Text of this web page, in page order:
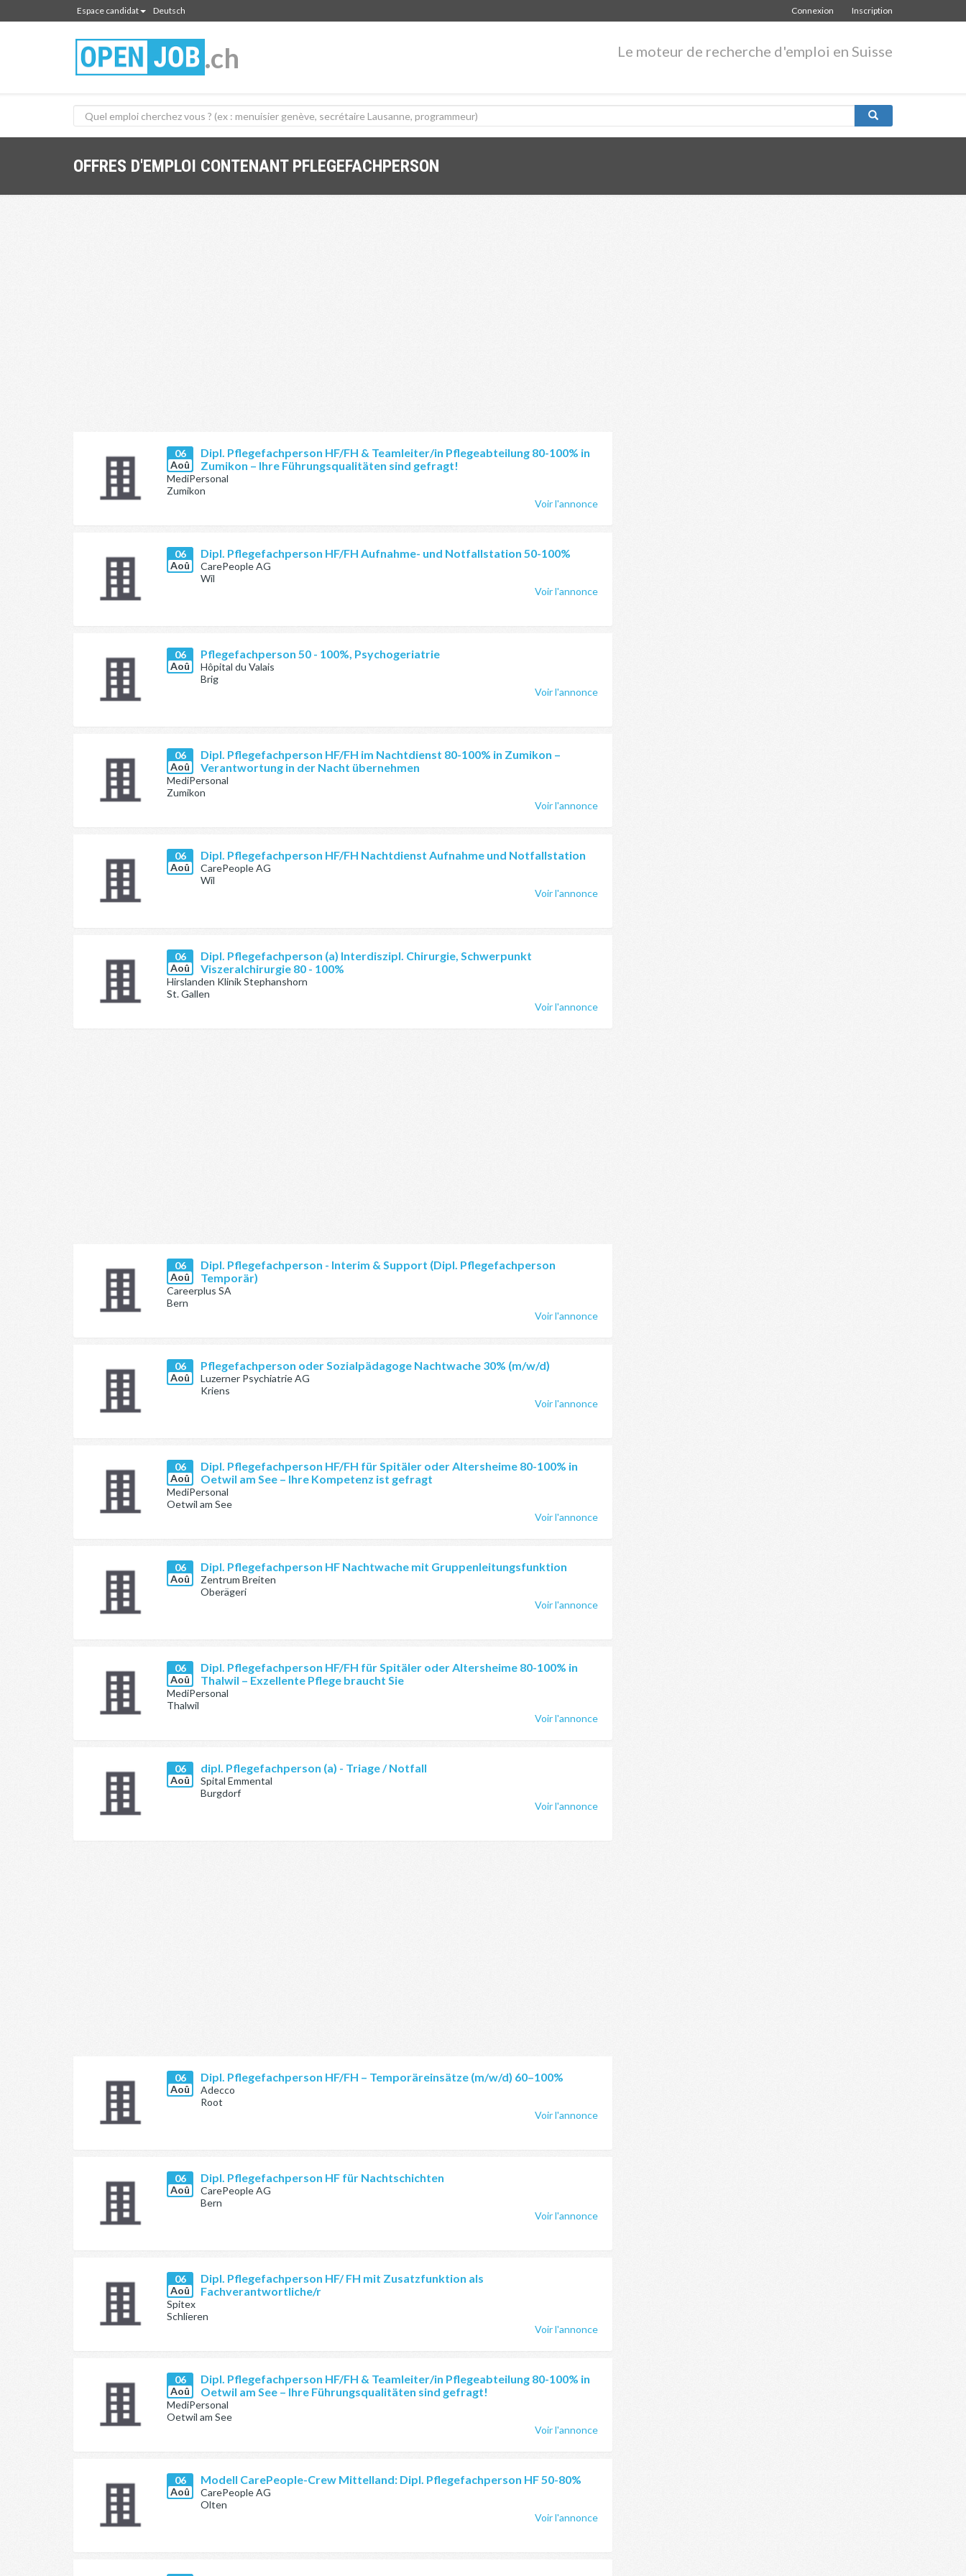
Espace candidat Deutsch Inscription
Connexion
.ch Le moteur de recherche d'emploi en Suisse
OFFRES D'EMPLOI CONTENANT PFLEGEFACHPERSON
06
Aoû
Dipl. Pflegefachperson HF/FH & Teamleiter/in Pflegeabteilung 80-100% in
Zumikon – Ihre Führungsqualitäten sind gefragt!
MediPersonal
Zumikon
Voir l'annonce
06
Aoû
Dipl. Pflegefachperson HF/FH Aufnahme- und Notfallstation 50-100%
CarePeople AG
Wil
Voir l'annonce
06
Aoû
Pflegefachperson 50 - 100%, Psychogeriatrie
Hôpital du Valais
Brig
Voir l'annonce
06
Aoû
Dipl. Pflegefachperson HF/FH im Nachtdienst 80-100% in Zumikon –
Verantwortung in der Nacht übernehmen
MediPersonal
Zumikon
Voir l'annonce
06
Aoû
Dipl. Pflegefachperson HF/FH Nachtdienst Aufnahme und Notfallstation
CarePeople AG
Wil
Voir l'annonce
06
Aoû
Dipl. Pflegefachperson (a) Interdiszipl. Chirurgie, Schwerpunkt
Viszeralchirurgie 80 - 100%
Hirslanden Klinik Stephanshorn
St. Gallen
Voir l'annonce
06
Aoû
Dipl. Pflegefachperson - Interim & Support (Dipl. Pflegefachperson
Temporär)
Careerplus SA
Bern
Voir l'annonce
06
Aoû
Pflegefachperson oder Sozialpädagoge Nachtwache 30% (m/w/d)
Luzerner Psychiatrie AG
Kriens
Voir l'annonce
06
Aoû
Dipl. Pflegefachperson HF/FH für Spitäler oder Altersheime 80-100% in
Oetwil am See – Ihre Kompetenz ist gefragt
MediPersonal
Oetwil am See
Voir l'annonce
06
Aoû
Dipl. Pflegefachperson HF Nachtwache mit Gruppenleitungsfunktion
Zentrum Breiten
Oberägeri
Voir l'annonce
06
Aoû
Dipl. Pflegefachperson HF/FH für Spitäler oder Altersheime 80-100% in
Thalwil – Exzellente Pflege braucht Sie
MediPersonal
Thalwil
Voir l'annonce
06
Aoû
dipl. Pflegefachperson (a) - Triage / Notfall
Spital Emmental
Burgdorf
Voir l'annonce
06
Aoû
Dipl. Pflegefachperson HF/FH – Temporäreinsätze (m/w/d) 60–100%
Adecco
Root
Voir l'annonce
06
Aoû
Dipl. Pflegefachperson HF für Nachtschichten
CarePeople AG
Bern
Voir l'annonce
06
Aoû
Dipl. Pflegefachperson HF/ FH mit Zusatzfunktion als
Fachverantwortliche/r
Spitex
Schlieren
Voir l'annonce
06
Aoû
Dipl. Pflegefachperson HF/FH & Teamleiter/in Pflegeabteilung 80-100% in
Oetwil am See – Ihre Führungsqualitäten sind gefragt!
MediPersonal
Oetwil am See
Voir l'annonce
06
Aoû
Modell CarePeople-Crew Mittelland: Dipl. Pflegefachperson HF 50-80%
CarePeople AG
Olten
Voir l'annonce